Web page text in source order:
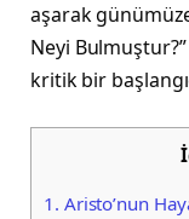
aşarak
Neyi
kritik bir
1. Aristo’nun